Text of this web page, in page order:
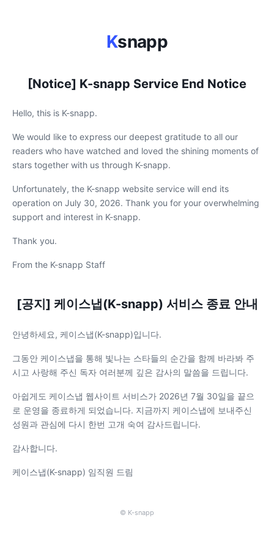
Ksnapp
[Notice] K-snapp Service End Notice
Hello, this is K-snapp.
We would like to express our deepest gratitude to all our
readers who have watched and loved the shining moments of
stars together with us through K-snapp.
Unfortunately, the K-snapp website service will end its
operation on July 30, 2026. Thank you for your overwhelming
support and interest in K-snapp.
Thank you.
From the K-snapp Staff
[공지] 케이스냅(K-snapp) 서비스 종료 안내
안녕하세요, 케이스냅(K-snapp)입니다.
그동안 케이스냅을 통해 빛나는 스타들의 순간을 함께 바라봐 주
시고 사랑해 주신 독자 여러분께 깊은 감사의 말씀을 드립니다.
아쉽게도 케이스냅 웹사이트 서비스가 2026년 7월 30일을 끝으
로 운영을 종료하게 되었습니다. 지금까지 케이스냅에 보내주신
성원과 관심에 다시 한번 고개 숙여 감사드립니다.
감사합니다.
케이스냅(K-snapp) 임직원 드림
© K-snapp